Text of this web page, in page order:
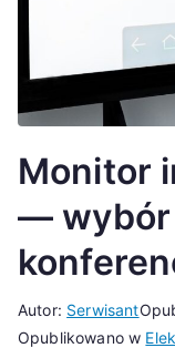
Monitor
— wybór
Autor: Serwisant
Opublikowano w